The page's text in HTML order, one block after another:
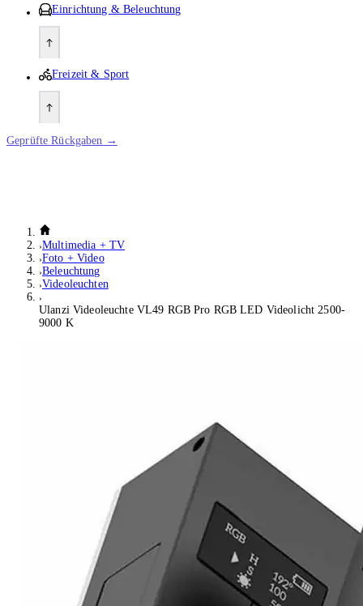
Einrichtung & Beleuchtung
Freizeit & Sport
Geprüfte Rückgaben →
Multimedia + TV
Foto + Video
Beleuchtung
Videoleuchten
Ulanzi Videoleuchte VL49 RGB Pro RGB LED Videolicht 2500-
9000 K